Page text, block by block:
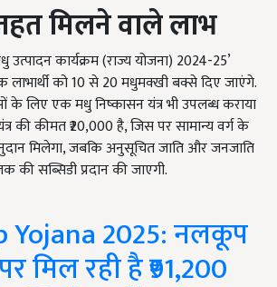
मिलने वाले लाभ
कार्यक्रम (राज्य योजना) 2024-25’
लाभार्थी को 10 से 20 मधुमक्खी बक्से दिए जाएंगे.
लिए एक मधु निष्कासन यंत्र भी उपलब्ध कराया
की कीमत ₹20,000 है, जिस पर सामान्य वर्ग के
मिलेगा, जबकि अनुसूचित जाति और जनजाति
सब्सिडी प्रदान की जाएगी.
Yojana 2025: नलकूप
मिल रही है ₹91,200